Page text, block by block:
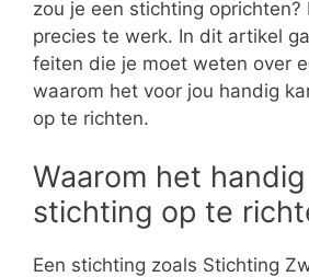
zou je een stichting oprichten?
precies te werk. In dit artikel
feiten die je moet weten over
waarom het voor jou handig
op te richten.
Waarom het
stichting op te
Een stichting zoals Stichting